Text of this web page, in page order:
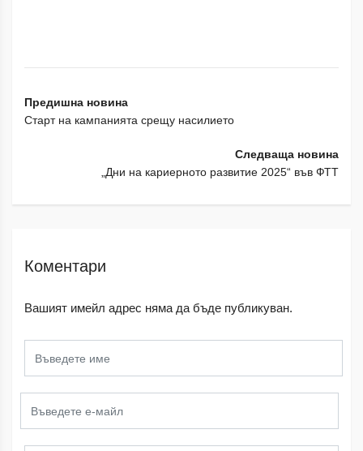
Предишна новина
Старт на кампанията срещу насилието
Следваща новина
„Дни на кариерното развитие 2025“ във ФТТ
Коментари
Вашият имейл адрес няма да бъде публикуван.